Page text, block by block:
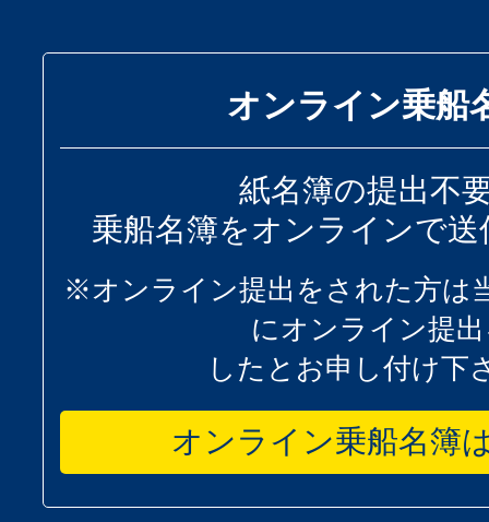
オンライン乗船
紙名簿の提出不
乗船名簿をオンラインで
※オンライン提出をされた方は
にオンライン提
したとお申し付け下
オンライン乗船名簿